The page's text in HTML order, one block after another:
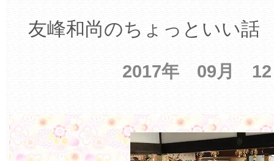
友峰和尚のちょっといい話
2017年 09月